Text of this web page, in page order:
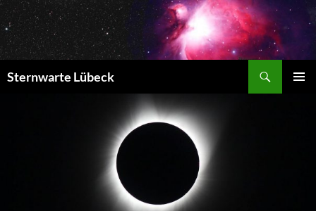
Zum
Inhalt
springen
Sternwarte Lübeck